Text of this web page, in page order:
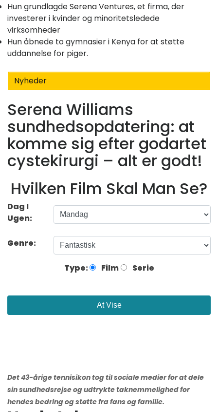
Hun grundlagdeSerena Ventures,et firma, der
investerer i kvinder og minoritetsledede
virksomheder
Hun åbnede to gymnasier i Kenya for at støtte
uddannelse for piger.
Nyheder
Serena Williams
sundhedsopdatering: at
komme sig efter godartet
cystekirurgi – alt er godt!
Hvilken Film Skal Man Se?
Dag I
Ugen:
Genre:
Type: Film Serie
At Vise
Det 43-årige tennisikon tog til sociale medier for at dele
sin sundhedsrejse og udtrykte taknemmelighed for
hendes bedring og støtte fra fans og familie.